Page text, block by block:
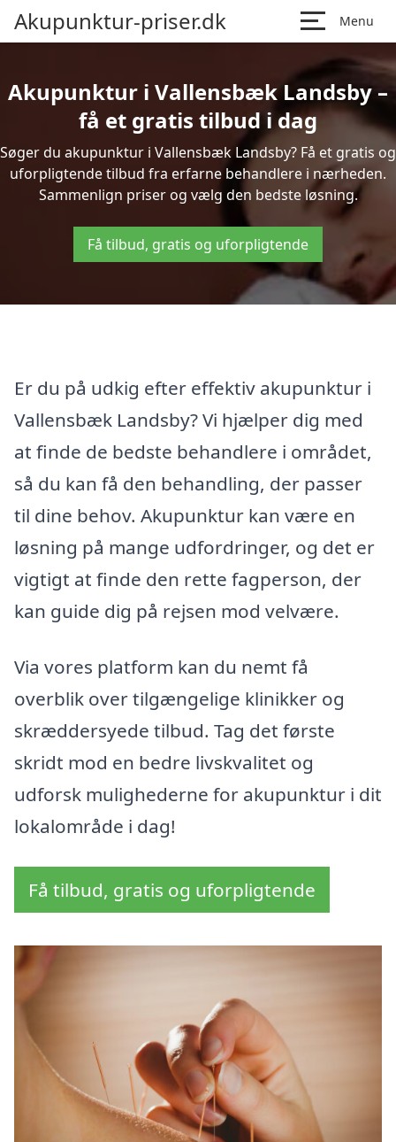
Akupunktur-priser.dk Menu
Akupunktur i Vallensbæk Landsby –
få et gratis tilbud i dag
Søger du akupunktur i Vallensbæk Landsby? Få et gratis og
uforpligtende tilbud fra erfarne behandlere i nærheden.
Sammenlign priser og vælg den bedste løsning.
Få tilbud, gratis og uforpligtende
Er du på udkig efter effektiv akupunktur i
Vallensbæk Landsby? Vi hjælper dig med
at finde de bedste behandlere i området,
så du kan få den behandling, der passer
til dine behov. Akupunktur kan være en
løsning på mange udfordringer, og det er
vigtigt at finde den rette fagperson, der
kan guide dig på rejsen mod velvære.
Via vores platform kan du nemt få
overblik over tilgængelige klinikker og
skræddersyede tilbud. Tag det første
skridt mod en bedre livskvalitet og
udforsk mulighederne for akupunktur i dit
lokalområde i dag!
Få tilbud, gratis og uforpligtende